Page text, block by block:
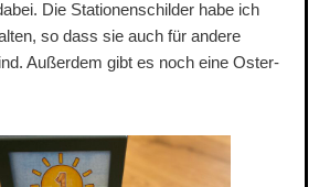
Die Stationenschilder habe ich
so dass sie auch für andere
Außerdem gibt es noch eine Oster-